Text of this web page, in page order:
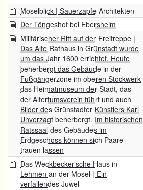
Moselblick | Sauerzapfe Architekten
Der Töngeshof bei Ebersheim
Militärischer Ritt auf der Freitreppe |
Das Alte Rathaus in Grünstadt wurde
um das Jahr 1600 errichtet. Heute
beherbergt das Gebäude in der
Fußgängerzone im oberen Stockwerk
das Heimatmuseum der Stadt, das
der Altertumsverein führt und auch
Bilder des Grünstadter Künstlers Karl
Unverzagt beherbergt. Im historischen
Ratssaal des Gebäudes im
Erdgeschoss können sich Paare
trauen lassen
Das Weckbecker'sche Haus in
Lehmen an der Mosel | Ein
verfallendes Juwel